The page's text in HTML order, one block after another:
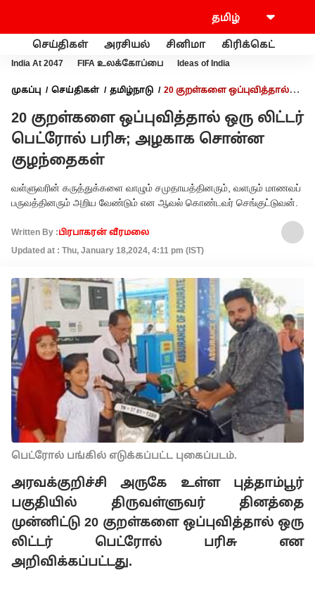
செய்திகள் அரசியல் சினிமா கிரிக்கெட்
India At 2047 FIFA உலக்கோப்பை Ideas of India
முகப்பு செய்திகள் தமிழ்நாடு
20 குறள்களை ஒப்புவித்தால்
20 குறள்களை ஒப்புவித்தால் ஒரு லிட்டர்
பெட்ரோல் பரிசு; அழகாக சொன்ன
குழந்தைகள்
வள்ளுவரின் கருத்துக்களை வாழும் சமுதாயத்தினரும், வளரும் மாணவப்
பருவத்தினரும் அறிய வேண்டும் என ஆவல் கொண்டவர் செங்குட்டுவன்.
Written By :பிரபாகரன் வீரமலை
Updated at : Thu, January 18,2024, 4:11 pm (IST)
பெட்ரோல் பங்கில் எடுக்கப்பட்ட புகைப்படம்.
அரவக்குறிச்சி அருகே உள்ள புத்தாம்பூர்
பகுதியில் திருவள்ளுவர் தினத்தை
முன்னிட்டு 20 குறள்களை ஒப்புவித்தால் ஒரு
லிட்டர் பெட்ரோல் பரிசு என
அறிவிக்கப்பட்டது.